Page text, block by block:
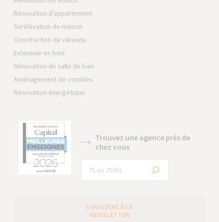
Rénovation d'appartement
Surélévation de maison
Construction de véranda
Extension en bois
Rénovation de salle de bain
Aménagement de combles
Rénovation énergétique
Trouvez une agence près de
chez vous
S’INSCRIRE À LA
NEWSLETTER